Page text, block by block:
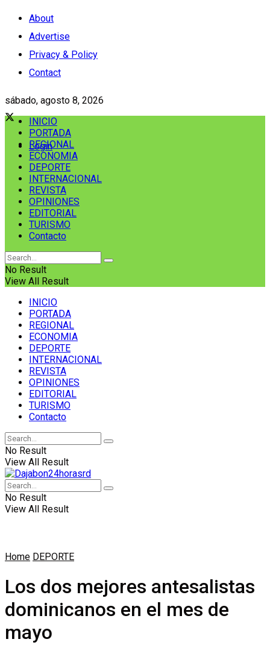
About
Advertise
Privacy & Policy
Contact
sábado, agosto 8, 2026
Login
INICIO
PORTADA
REGIONAL
ECONOMIA
DEPORTE
INTERNACIONAL
REVISTA
OPINIONES
EDITORIAL
TURISMO
Contacto
No Result
View All Result
INICIO
PORTADA
REGIONAL
ECONOMIA
DEPORTE
INTERNACIONAL
REVISTA
OPINIONES
EDITORIAL
TURISMO
Contacto
No Result
View All Result
No Result
View All Result
Home DEPORTE
Los dos mejores antesalistas
dominicanos en el mes de
mayo